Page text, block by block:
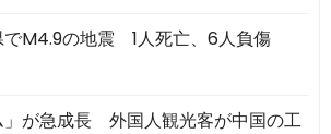
でM4.9の地震 1人死亡、6人負傷
」が急成長 外国人観光客が中国の工